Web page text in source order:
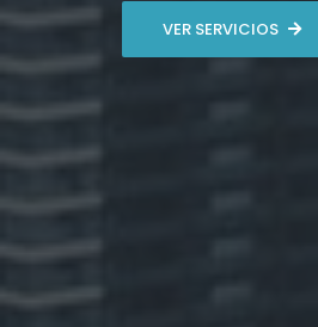
VER SERVICIOS